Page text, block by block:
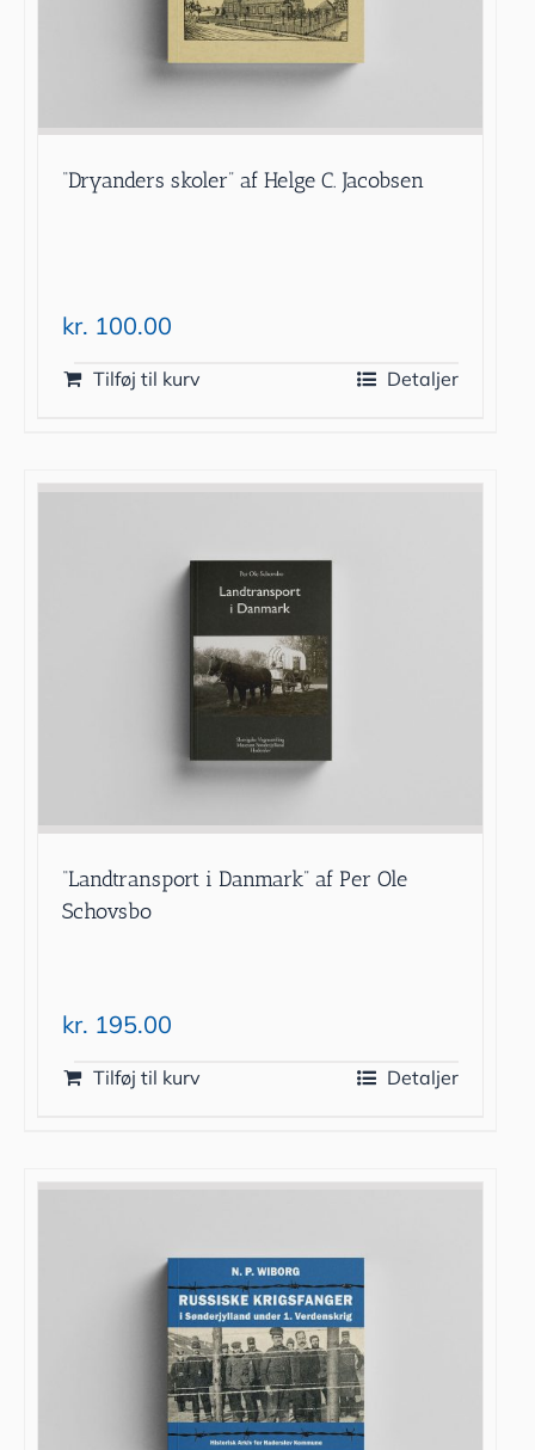
“Dryanders skoler” af Helge C. Jacobsen
kr. 100.00
Tilføj til kurv Detaljer
“Landtransport i Danmark” af Per Ole
Schovsbo
kr. 195.00
Tilføj til kurv Detaljer